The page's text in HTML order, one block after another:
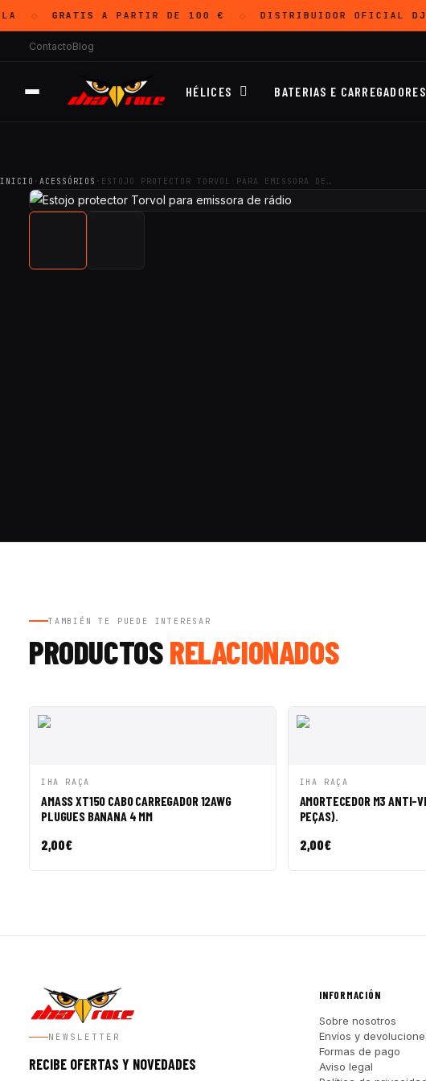
GRATIS A PARTIR DE 100 € DISTRIBUIDOR OFICIAL DJI
ContactoBlog
HÉLICES BATERIAS E CARREGADORES
INICIO · ACESSÓRIOS · ESTOJO PROTECTOR TORVOL PARA EMISSORA DE…
TAMBIÉN TE PUEDE INTERESAR
PRODUCTOSRELACIONADOS
VISTA RÁPIDA
IHA RAÇA
AMASS XT150 CABO CARREGADOR 12AWG
PLUGUES BANANA 4 MM
2,00€
VISTA RÁPIDA
IHA RAÇA
AMORTECEDOR M3 ANTI-
PEÇAS).
2,00€
NEWSLETTER
RECIBE OFERTAS Y NOVEDADES
INFORMACIÓN
Sobre nosotros
Envíos y
Formas de pago
Aviso legal